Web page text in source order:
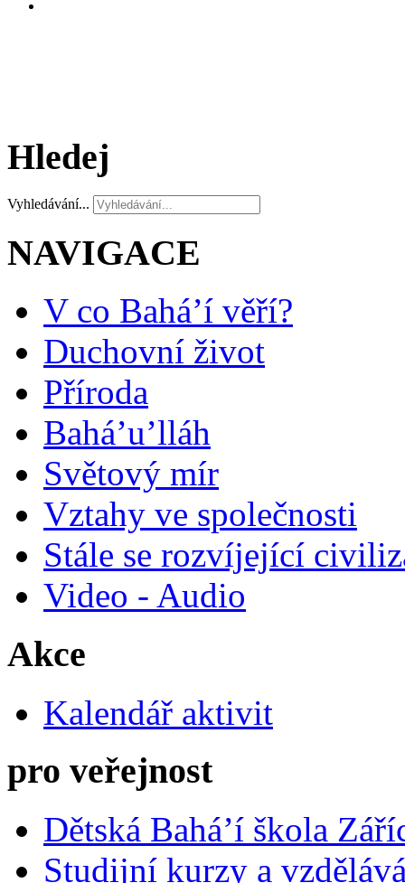
Hledej
Vyhledávání...
NAVIGACE
V co Bahá’í věří?
Duchovní život
Příroda
Bahá’u’lláh
Světový mír
Vztahy ve společnosti
Stále se rozvíjející
Video - Audio
Akce
Kalendář aktivit
pro veřejnost
Dětská Bahá’í škola
Studijní kurzy a